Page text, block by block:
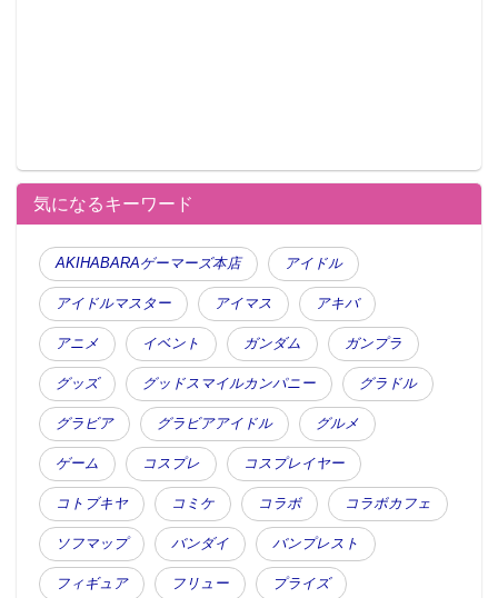
気になるキーワード
AKIHABARAゲーマーズ本店 アイドル
アイドルマスター アイマス アキバ
アニメ イベント ガンダム ガンプラ
グッズ グッドスマイルカンパニー グラドル
グラビア グラビアアイドル グルメ
ゲーム コスプレ コスプレイヤー
コトブキヤ コミケ コラボ コラボカフェ
ソフマップ バンダイ バンプレスト
フィギュア フリュー プライズ